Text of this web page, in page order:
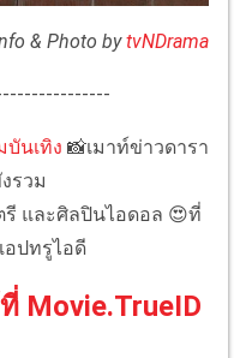
& Photo bytvNDrama
บันเทิง 📸เมาท์ข่าวดารา
รวม
และศิลปินไอดอล 😍ที่
ปทรูไอดี
Movie.TrueID